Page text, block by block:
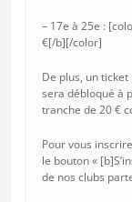
– 17e à 25e :
€[/b][/color]
De plus, un ticket
sera débloqué à
tranche de 20 €
Pour vous
le bouton «
de nos clubs